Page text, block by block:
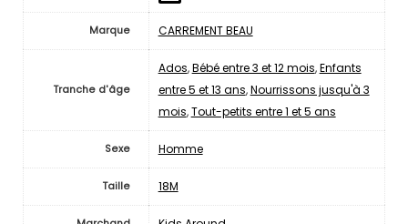
Marque CARREMENT BEAU
Tranche d'âge
Ados,Bébé entre 3 et 12 mois,Enfants
entre 5 et 13 ans,Nourrissons jusqu'à 3
mois,Tout-petits entre 1 et 5 ans
Sexe Homme
Taille 18M